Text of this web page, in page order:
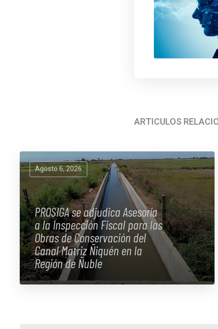
ARTÍCULOS
Agosto 6, 2026
PROSIGA se adjudica Asesoría
a la Inspección Fiscal para las
Obras de Conservación del
Canal Matriz Ñiquén en la
Región de Ñuble